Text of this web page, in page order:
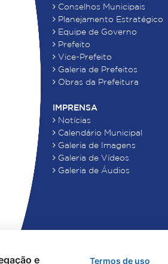
Conselhos Municipais
Planejamento Estratégico
Equipe de Governo
Prefeito
Vice-Prefeito
Galeria de Prefeitos
Obras da Prefeitura
IMPRENSA
Notícias
Calendário Municipal
Galeria de Imagens
Galeria de Vídeos
Galeria de Áudios
e Termos de uso